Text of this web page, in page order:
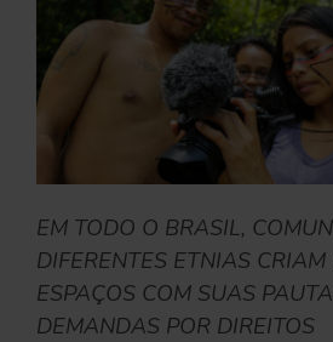
EM TODO O BRASIL,
DIFERENTES ETNIAS
ESPAÇOS COM SUAS
DEMANDAS POR DIREITOS